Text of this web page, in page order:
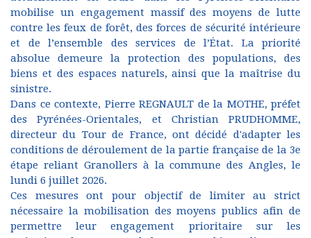
mobilise un engagement massif des moyens de lutte
contre les feux de forêt, des forces de sécurité intérieure
et de l’ensemble des services de l’État. La priorité
absolue demeure la protection des populations, des
biens et des espaces naturels, ainsi que la maîtrise du
sinistre.
Dans ce contexte, Pierre REGNAULT de la MOTHE, préfet
des Pyrénées-Orientales, et Christian PRUDHOMME,
directeur du Tour de France, ont décidé d'adapter les
conditions de déroulement de la partie française de la 3e
étape reliant Granollers à la commune des Angles, le
lundi 6 juillet 2026.
Ces mesures ont pour objectif de limiter au strict
nécessaire la mobilisation des moyens publics afin de
permettre leur engagement prioritaire sur les